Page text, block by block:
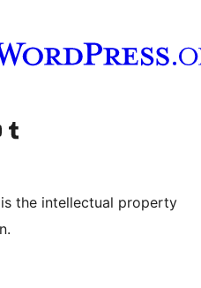
account
tôi Visit our Tumblr account
the intellectual property